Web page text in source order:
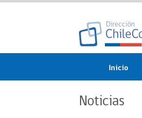
Inicio
Noticias